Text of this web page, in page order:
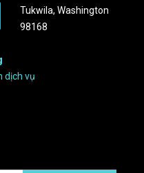
Tukwila, Washington
98168
dịch vụ